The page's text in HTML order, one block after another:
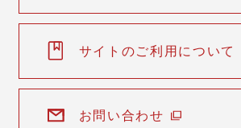
サイトのご利用について
お問い合わせ